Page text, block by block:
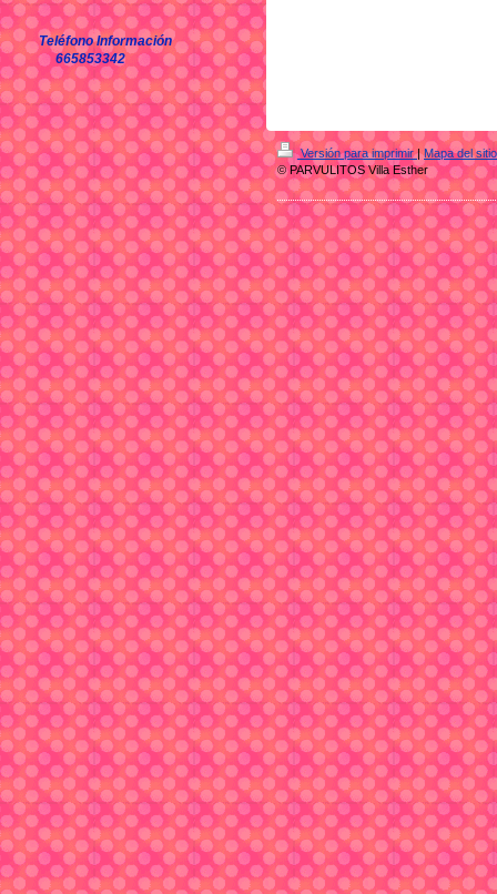
Teléfono Información
665853342
Versión para imprimir| Mapa del sitio
© PARVULITOS Villa Esther